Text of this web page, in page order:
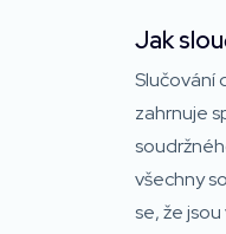
Jak
Slučování
zahrnuje
všechny
se, že